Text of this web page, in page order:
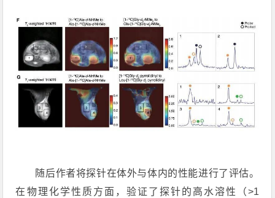
随后作者将探针在体外与体内的性能进行了评估。
在物理化学性质方面，验证了探针的高水溶性（>1